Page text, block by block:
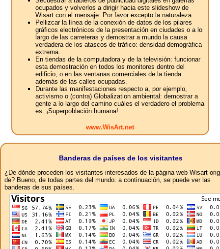
ocupados y volverlos a dirigir hacia este slideshow de
Wisart con el mensaje: Por favor excepto la naturaleza.
Pellizcar la línea de la conexión de datos de los pilares
gráficos electrónicos de la presentación en ciudades o a lo
largo de las carreteras y demostrar a mundo la causa
verdadera de los atascos de tráfico: densidad demográfica
extrema.
En tiendas de la computadora y de la televisión: funcionar
esta demostración en todos los monitores dentro del
edificio, o en las ventanas comerciales de la tienda
además de las calles ocupadas.
Durante las manifestaciones respecto a, por ejemplo,
activismo o (contra) Globalization ambiental: demostrar a
gente a lo largo del camino cuáles el verdadero el problema
es: ¡Superpoblación humana!
www.WisArt.net
Banderas de países de los visitantes
¿De dónde proceden los visitantes interesados ​​de la página web Wisart
de? Bueno, de todas partes del mundo: a continuación, se puede ver las
banderas de sus países.